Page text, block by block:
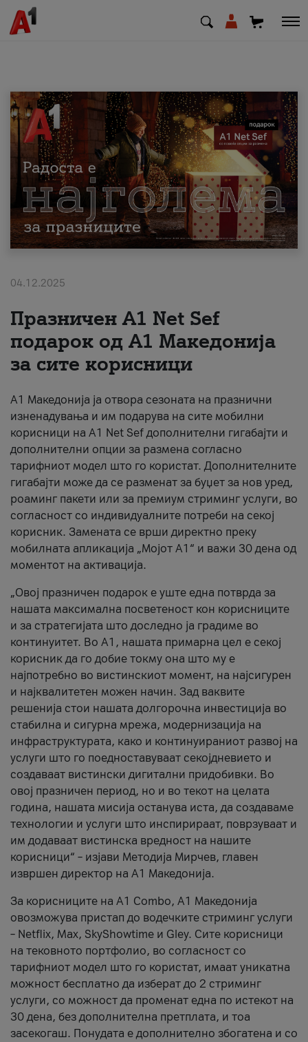
МК EN SQ
Приватни Деловни
Поддршка
Надополни кредит
За нас
#ПодобарОнлајн
04.12.2025
Празничен A1 Net Sеf
подарок од А1 Македонија
за сите корисници
А1 Македонија ја отвора сезоната на празнични
изненадувања и им подарува на сите мобилни
корисници на A1 Net Sef дополнителни гигабајти и
дополнителни опции за размена согласно
тарифниот модел што го користат. Дополнителните
гигабајти може да се разменат за буџет за нов уред,
роаминг пакети или за премиум стриминг услуги, во
согласност со индивидуалните потреби на секој
корисник. Замената се врши директно преку
мобилната апликација „Мојот А1“ и важи 30 дена од
моментот на активација.
„Овој празничен подарок е уште една потврда за
нашата максимална посветеност кон корисниците
и за стратегијата што доследно ја градиме во
континуитет. Во А1, нашата примарна цел е секој
корисник да го добие токму она што му е
најпотребно во вистинскиот момент, на најсигурен
и најквалитетен можен начин. Зад ваквите
решенија стои нашата долгорочна инвестиција во
стабилна и сигурна мрежа, модернизација на
инфраструктурата, како и континуираниот развој на
услуги што го поедноставуваат секојдневието и
создаваат вистински дигитални придобивки. Во
овој празничен период, но и во текот на целата
година, нашата мисија останува иста, да создаваме
технологии и услуги што инспирираат, поврзуваат и
им додаваат вистинска вредност на нашите
корисници“ – изјави Методија Мирчев, главен
извршен директор на А1 Македонија.
За корисниците на A1 Combo, А1 Македонија
овозможува пристап до водечките стриминг услуги
– Netflix, Max, SkyShowtime и Gley. Сите корисници
на тековното портфолио, во согласност со
тарифниот модел што го користат, имаат уникатна
можност бесплатно да изберат до 2 стриминг
услуги, со можност да променат една по истекот на
30 дена, без дополнителна претплата, и тоа
засекогаш. Понудата е дополнително збогатена и со